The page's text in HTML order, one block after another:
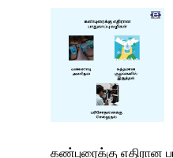
கண்புரைக்கு எதிரான